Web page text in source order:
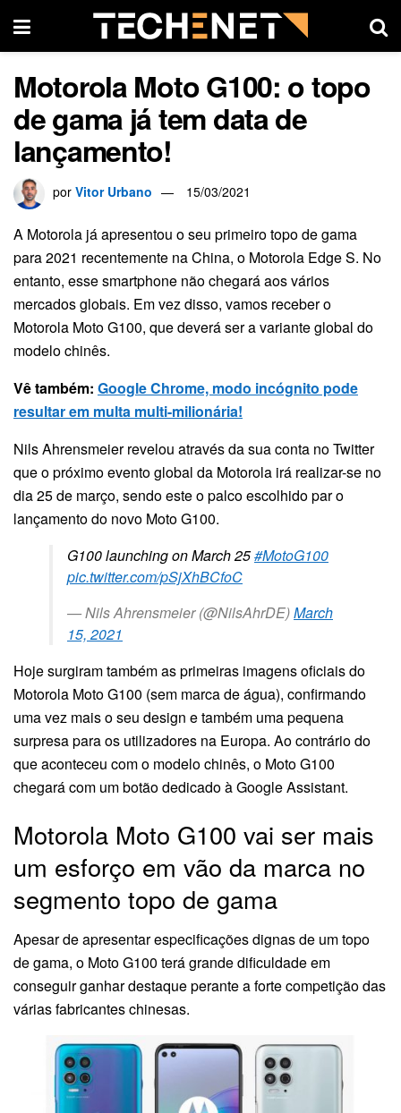
Motorola Moto G100: o topo
de gama já tem data de
lançamento!
por Vitor Urbano 15/03/2021
A Motorola já apresentou o seu primeiro topo de gama
para 2021 recentemente na China, o Motorola Edge S. No
entanto, esse smartphone não chegará aos vários
mercados globais. Em vez disso, vamos receber o
Motorola Moto G100, que deverá ser a variante global do
modelo chinês.
Vê também: Google Chrome, modo incógnito pode
resultar em multa multi-milionária!
Nils Ahrensmeier revelou através da sua conta no Twitter
que o próximo evento global da Motorola irá realizar-se no
dia 25 de março, sendo este o palco escolhido par o
lançamento do novo Moto G100.
G100 launching on March 25#MotoG100
pic.twitter.com/pSjXhBCfoC
— Nils Ahrensmeier (@NilsAhrDE)March
15, 2021
Hoje surgiram também as primeiras imagens oficiais do
Motorola Moto G100 (sem marca de água), confirmando
uma vez mais o seu design e também uma pequena
surpresa para os utilizadores na Europa. Ao contrário do
que aconteceu com o modelo chinês, o Moto G100
chegará com um botão dedicado à Google Assistant.
Motorola Moto G100 vai ser mais
um esforço em vão da marca no
segmento topo de gama
Apesar de apresentar especificações dignas de um topo
de gama, o Moto G100 terá grande dificuldade em
conseguir ganhar destaque perante a forte competição das
várias fabricantes chinesas.